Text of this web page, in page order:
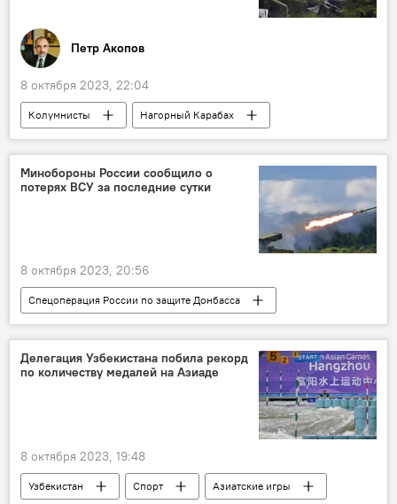
Петр Акопов
8 октября 2023, 22:04
Колумнисты
Нагорный Карабах
Азербайджан
Армения
Минобороны России сообщило о
потерях ВСУ за последние сутки
8 октября 2023, 20:56
Спецоперация России по защите Донбасса
спецоперация
Россия
ПВО
СБУ
Делегация Узбекистана побила рекорд
по количеству медалей на Азиаде
8 октября 2023, 19:48
Узбекистан Спорт
Азиатские игры